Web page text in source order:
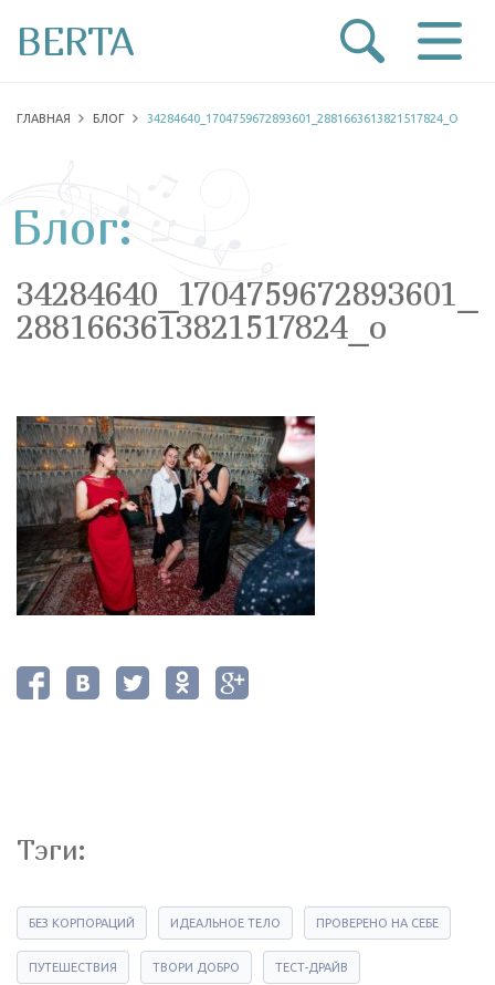
BERTA
ГЛАВНАЯ БЛОГ 34284640_1704759672893601_2881663613821517824_O
Блог:
34284640_1704759672893601_
2881663613821517824_o
Тэги:
БЕЗ КОРПОРАЦИЙ ИДЕАЛЬНОЕ ТЕЛО ПРОВЕРЕНО НА СЕБЕ
ПУТЕШЕСТВИЯ ТВОРИ ДОБРО ТЕСТ-ДРАЙВ